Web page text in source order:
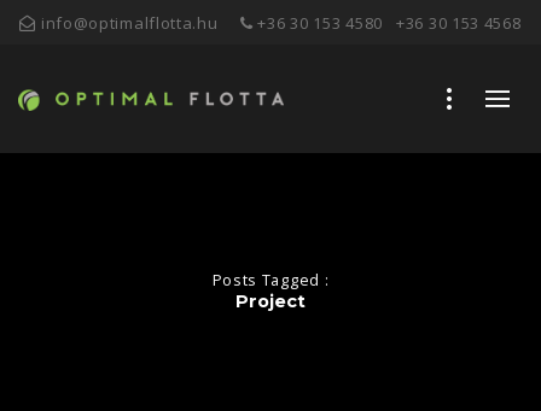
info@optimalflotta.hu +36 30 153 4580 +36 30 153 4568
Posts Tagged :
Project